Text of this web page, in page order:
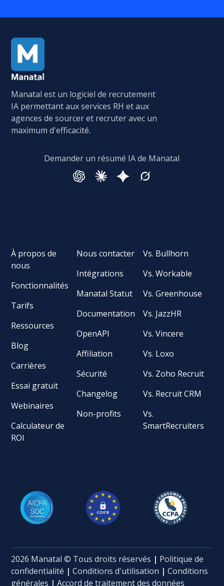
Manatal est un logiciel de recrutement
IA permettant aux services RH et aux
agences de sourcer et recruter avec un
maximum d'efficacité.
Demander un résumé IA de Manatal
À propos de
nous
Fonctionnalités
Tarifs
Ressources
Blog
Carrières
Essai gratuit
Webinaires
Calculateur de
ROI
Nous contacter
Intégrations
Manatal Statut
Documentation
OpenAPI
Affiliation
Sécurité
Changelog
Non-profits
Vs. Bullhorn
Vs. Workable
Vs. Greenhouse
Vs. JazzHR
Vs. Vincere
Vs. Loxo
Vs. Zoho Recruit
Vs. Recruit CRM
Vs.
SmartRecruiters
2026 Manatal © Tous droits réservés | Politique de
confidentialité |Conditions d'utilisation | Conditions
générales | Accord de traitement des données